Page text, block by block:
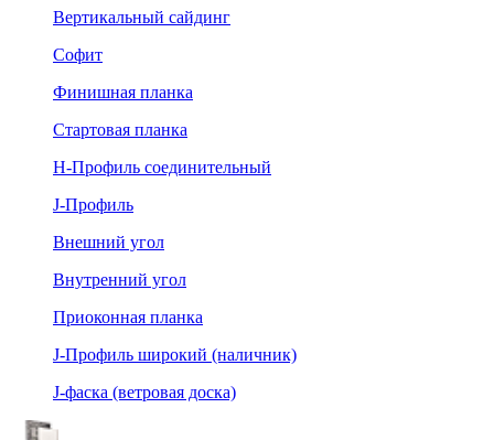
Вертикальный сайдинг
Софит
Финишная планка
Стартовая планка
Н-Профиль соединительный
J-Профиль
Внешний угол
Внутренний угол
Приоконная планка
J-Профиль широкий (наличник)
J-фаска (ветровая доска)